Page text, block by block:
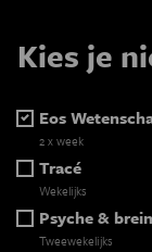
Kies je
Eos
2 x week
Tracé
Wekelijks
Psyche & brein
Tweewekelijks